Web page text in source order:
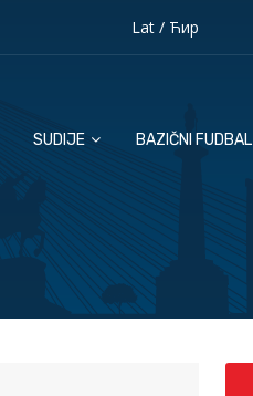
Lat/ Ћир
SUDIJE BAZIČNI FUDBAL